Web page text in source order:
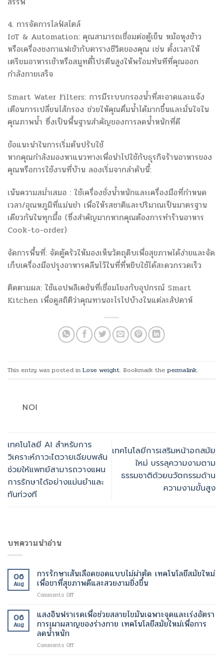
4. การจัดการไลฟ์สไตล์
IoT & Automation: คุณสามารถเชื่อมต่อตู้เย็น หม้อหุงข้าว
หรือเครื่องชงกาแฟเข้ากับตารางชีวิตของคุณ เช่น ตั้งเวลาให้
เตรียมอาหารเช้าหรือสมูทตี้โปรตีนสูงให้พร้อมทันทีที่คุณออก
กำลังกายเสร็จ
Smart Water Filters: การมีระบบกรองน้ำที่สะอาดและแจ้ง
เตือนการเปลี่ยนไส้กรอง ช่วยให้คุณดื่มน้ำได้มากขึ้นและมั่นใจใน
คุณภาพน้ำ ซึ่งเป็นพื้นฐานสำคัญของการลดน้ำหนักที่ดี
ข้อแนะนำในการเริ่มต้นปรับใช้
หากคุณกำลังมองหาแนวทางเพื่อนำไปใช้กับธุรกิจร้านอาหารของ
คุณหรือการใช้งานที่บ้าน ลองเริ่มจากลำดับนี้:
เน้นความสม่ำเสมอ : ใช้เครื่องชั่งน้ำหนักและเครื่องมือที่กำหนด
เวลา/อุณหภูมิที่แม่นยำ เพื่อให้รสชาติและปริมาณเป็นมาตรฐาน
เดียวกันในทุกมื้อ (ซึ่งสำคัญมากหากคุณต้องการทำร้านอาหาร
Cook-to-order)
จัดการพื้นที่: จัดตู้ครัวให้มองเห็นวัตถุดิบเพื่อสุขภาพได้ง่ายและจัด
เก็บเครื่องมือปรุงอาหารคลีนไว้ในที่ที่หยิบใช้ได้สะดวกรวดเร็ว
ติดตามผล: ใช้แอปพลิเคชันที่เชื่อมโยงกับอุปกรณ์ Smart
Kitchen เพื่อดูสถิติว่าคุณทานอะไรไปบ้างในแต่ละสัปดาห์
This entry was posted in Lose weight. Bookmark the permalink.
NOI
เทคโนโลยี AI สำหรับการ
วิเคราะห์ภาวะไตวายเฉียบพลัน
ช่วยให้แพทย์สามารถวางแผน
การรักษาได้อย่างแม่นยำและ
ทันท่วงที
เทคโนโลยีการเสริมหน้าอกสมัย
ใหม่ บรรลุความงามตาม
ธรรมชาติด้วยนวัตกรรมด้าน
ความงามขั้นสูง
บทความน่าอ่าน
06
Aug
การรักษาเส้นเลือดขอดแบบไม่ผ่าตัด เทคโนโลยีสมัยใหม่
เพื่อขาที่สุขภาพดีและสวยงามยิ่งขึ้น
Comments Offon
รักษา
เส้นเลือด
ขอด
ไม่
06
Aug
แสงอินฟราเรดเพื่อช่วยสลายไขมันเฉพาะจุดและเร่งอัตรา
การเผาผลาญของร่างกาย เทคโนโลยีสมัยใหม่เพื่อการ
ลดน้ำหนัก
Comments Offon